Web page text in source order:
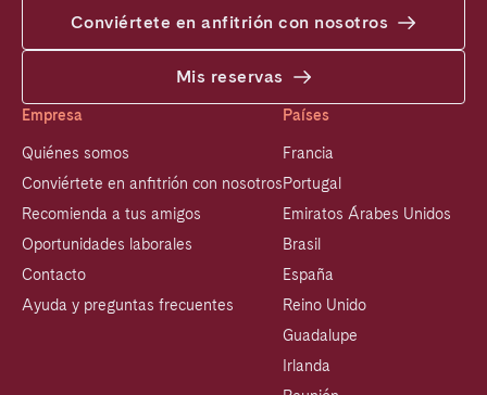
Conviértete en anfitrión con nosotros
Mis reservas
Empresa
Quiénes somos
Conviértete en anfitrión con nosotros
Recomienda a tus amigos
Oportunidades laborales
Contacto
Ayuda y preguntas frecuentes
Países
Francia
Portugal
Emiratos Árabes Unidos
Brasil
España
Reino Unido
Guadalupe
Irlanda